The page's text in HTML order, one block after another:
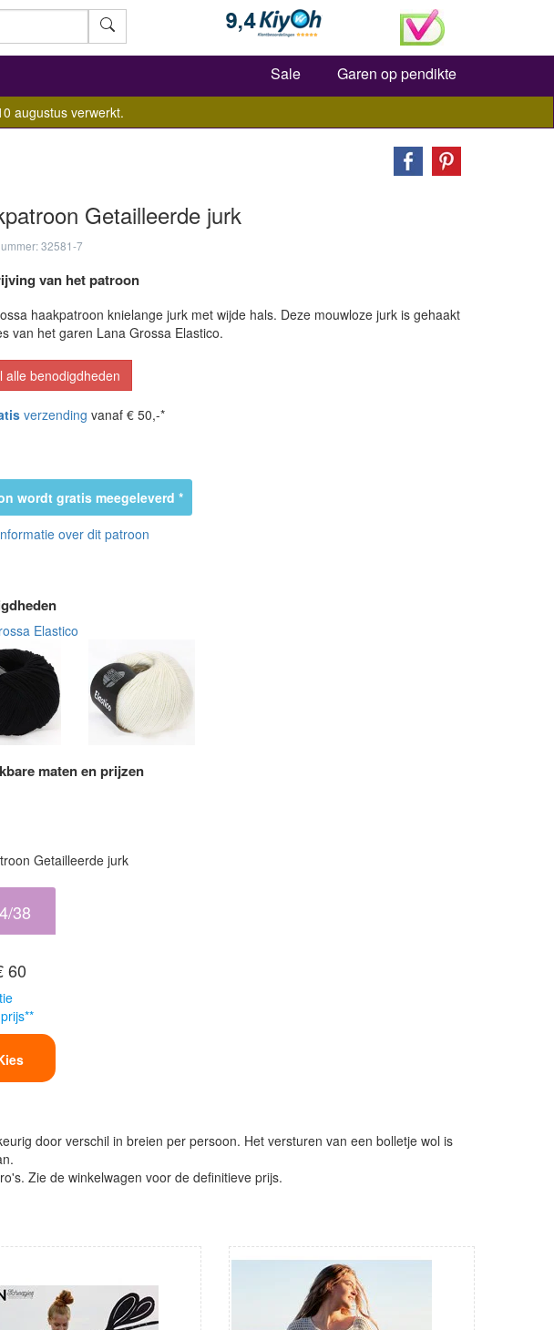
Zoeken
Sale Garen op pendikte
augustus verwerkt.
Getailleerde jurk
32581-7
van het patroon
haakpatroon knielange jurk met wijde hals. Deze mouwloze jurk is gehaakt
van het garen Lana Grossa Elastico.
alle benodigdheden
verzending vanaf € 50,-*
wordt gratis meegeleverd *
over dit patroon
Elastico
maten en prijzen
Getailleerde jurk
38
60
door verschil in breien per persoon. Het versturen van een bolletje wol is
Zie de winkelwagen voor de definitieve prijs.